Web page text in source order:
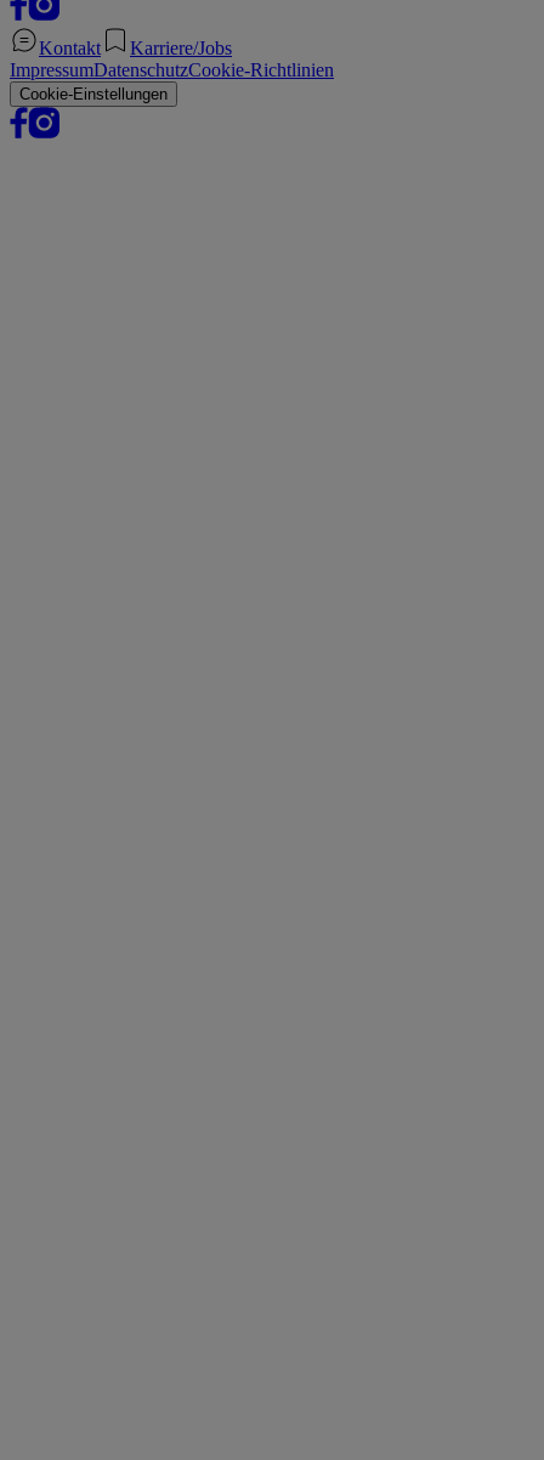
Kontakt
Karriere/Jobs
ImpressumDatenschutzCookie-Richtlinien
Cookie-Einstellungen